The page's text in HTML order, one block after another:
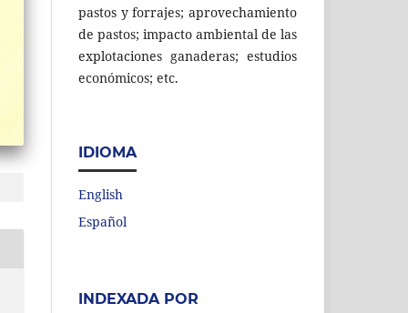
pastos y forrajes; aprovechamiento
de pastos; impacto ambiental de las
explotaciones ganaderas; estudios
económicos; etc.
IDIOMA
English
Español
INDEXADA POR